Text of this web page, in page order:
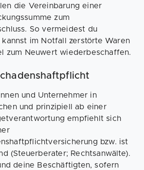
die Vereinbarung einer
zum
So vermeidest du
im Notfall zerstörte Waren
zum Neuwert wiederbeschaffen.
und Unternehmer in
und prinzipiell ab einer
empfiehlt sich
bzw. ist
(Steuerberater; Rechtsanwälte).
deine Beschäftigten, sofern